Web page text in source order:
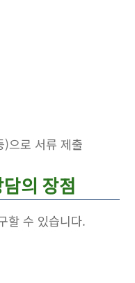
)으로 서류 제출
의 장점
할 수 있습니다.